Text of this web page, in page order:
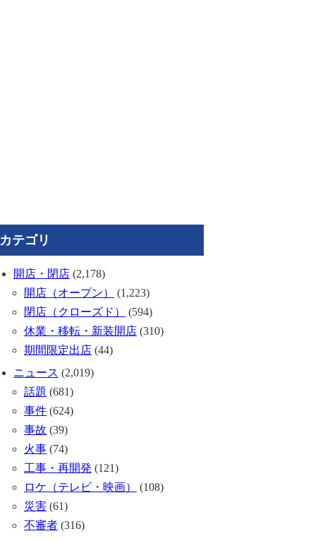
カテゴリ
開店・閉店 (2,178)
開店（オープン）
(1,223)
閉店（クローズド）
(594)
休業・移転・新装開店 (310)
期間限定出店 (44)
ニュース (2,019)
話題 (681)
事件 (624)
事故 (39)
火事 (74)
工事・再開発 (121)
ロケ（テレビ・映画）
(108)
災害 (61)
不審者 (316)